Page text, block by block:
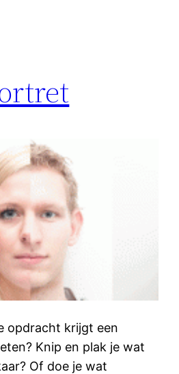
opdracht krijgt een
Knip en plak je wat
Of doe je wat